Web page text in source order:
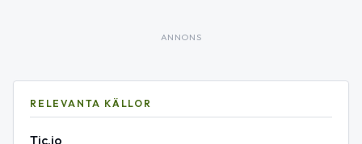
ANNONS
RELEVANTA KÄLLOR
Tic.io